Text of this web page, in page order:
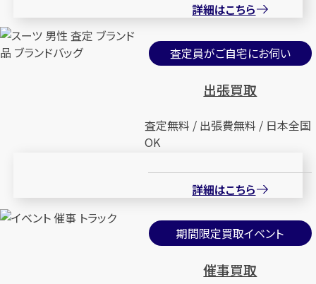
詳細はこちら
査定員がご自宅にお伺い
出張買取
査定無料 / 出張費無料 / 日本全国
OK
詳細はこちら
期間限定買取イベント
催事買取